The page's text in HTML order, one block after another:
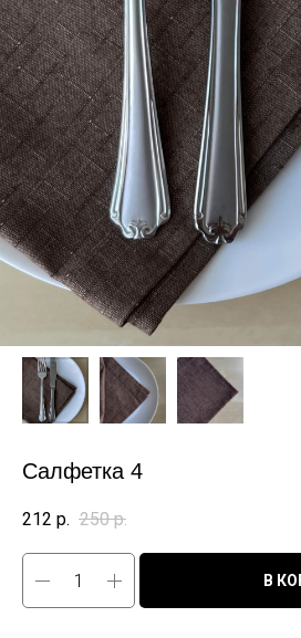
Салфетка 4
212 р. 250 р.
В